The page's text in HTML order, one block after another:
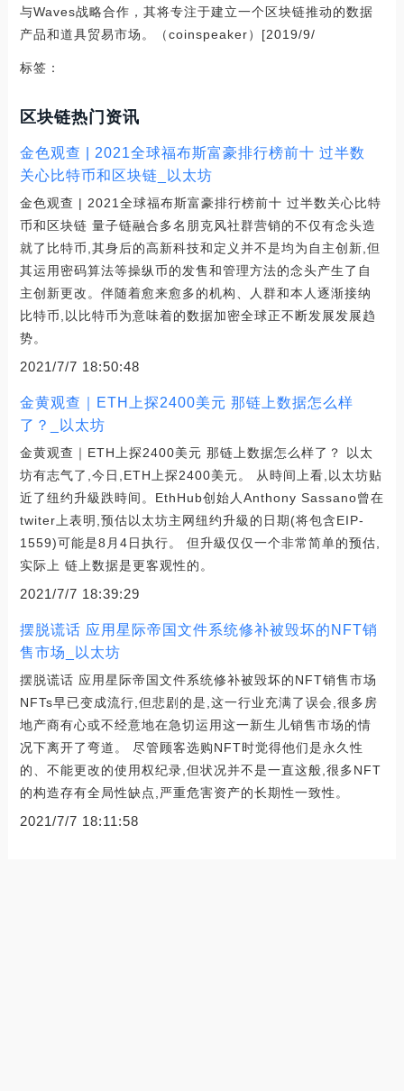
与Waves战略合作，其将专注于建立一个区块链推动的数据
产品和道具贸易市场。（coinspeaker）[2019/9/
标签：
区块链热门资讯
金色观查 | 2021全球福布斯富豪排行榜前十 过半数
关心比特币和区块链_以太坊
金色观查 | 2021全球福布斯富豪排行榜前十 过半数关心比特
币和区块链 量子链融合多名朋克风社群营销的不仅有念头造
就了比特币,其身后的高新科技和定义并不是均为自主创新,但
其运用密码算法等操纵币的发售和管理方法的念头产生了自
主创新更改。伴随着愈来愈多的机构、人群和本人逐渐接纳
比特币,以比特币为意味着的数据加密全球正不断发展发展趋
势。
2021/7/7 18:50:48
金黄观查｜ETH上探2400美元 那链上数据怎么样
了？_以太坊
金黄观查｜ETH上探2400美元 那链上数据怎么样了？ 以太
坊有志气了,今日,ETH上探2400美元。 从時间上看,以太坊贴
近了纽约升級跌時间。EthHub创始人Anthony Sassano曾在
twiter上表明,预估以太坊主网纽约升級的日期(将包含EIP-
1559)可能是8月4日执行。 但升級仅仅一个非常简单的预估,
实际上 链上数据是更客观性的。
2021/7/7 18:39:29
摆脱谎话 应用星际帝国文件系统修补被毁坏的NFT销
售市场_以太坊
摆脱谎话 应用星际帝国文件系统修补被毁坏的NFT销售市场
NFTs早已变成流行,但悲剧的是,这一行业充满了误会,很多房
地产商有心或不经意地在急切运用这一新生儿销售市场的情
况下离开了弯道。 尽管顾客选购NFT时觉得他们是永久性
的、不能更改的使用权纪录,但状况并不是一直这般,很多NFT
的构造存有全局性缺点,严重危害资产的长期性一致性。
2021/7/7 18:11:58